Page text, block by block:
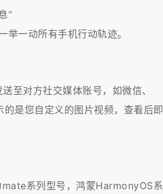
”
一动所有手机行动轨迹。
至对方社交媒体账号，如微信、
是您自定义的图片视频，查看后即
系列型号，鸿蒙HarmonyOS系